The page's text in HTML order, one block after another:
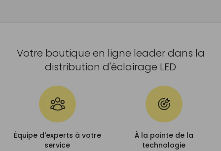
Votre boutique en ligne leader dans la
distribution d'éclairage LED
Équipe d'experts à votre
service
À la pointe de la
technologie